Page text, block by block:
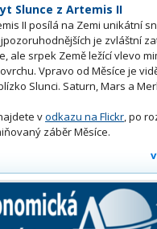
Slunce z Artemis II
II posílá na Zemi unikátní
je zvláštní
ale srpek Země ležící vlevo
Vpravo od Měsíce je
Slunci. Saturn, Mars a
vodkazu na Flickr, po
záběr Měsíce.